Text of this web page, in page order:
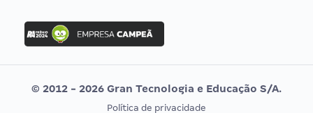
Concurso Ibama
Concurso MPU
Editais publicados
Vunesp
© 2012 - 2026 Gran Tecnologia e Educação S/A.
Política de privacidade